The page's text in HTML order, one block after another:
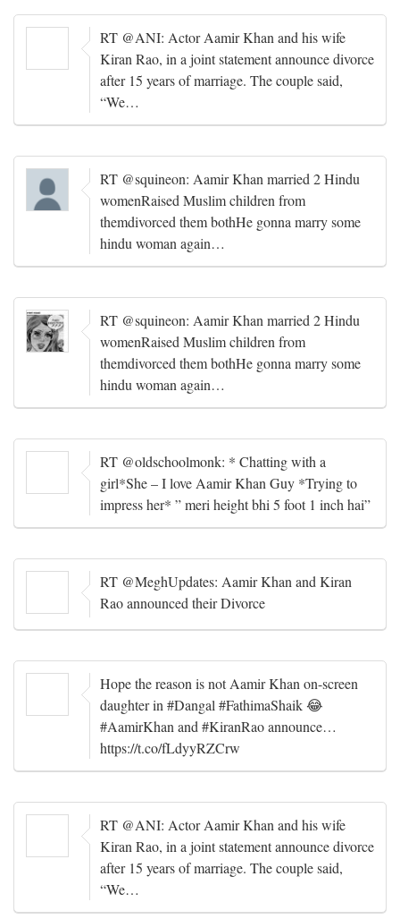
RT @ANI: Actor Aamir Khan and his wife
Kiran Rao, in a joint statement announce divorce
after 15 years of marriage. The couple said,
“We…
RT @squineon: Aamir Khan married 2 Hindu
womenRaised Muslim children from
themdivorced them bothHe gonna marry some
hindu woman again…
RT @squineon: Aamir Khan married 2 Hindu
womenRaised Muslim children from
themdivorced them bothHe gonna marry some
hindu woman again…
RT @oldschoolmonk: * Chatting with a
girl*She – I love Aamir Khan Guy *Trying to
impress her* ” meri height bhi 5 foot 1 inch hai”
RT @MeghUpdates: Aamir Khan and Kiran
Rao announced their Divorce
Hope the reason is not Aamir Khan on-screen
daughter in #Dangal #FathimaShaik 😂
#AamirKhan and #KiranRao announce…
https://t.co/fLdyyRZCrw
RT @ANI: Actor Aamir Khan and his wife
Kiran Rao, in a joint statement announce divorce
after 15 years of marriage. The couple said,
“We…